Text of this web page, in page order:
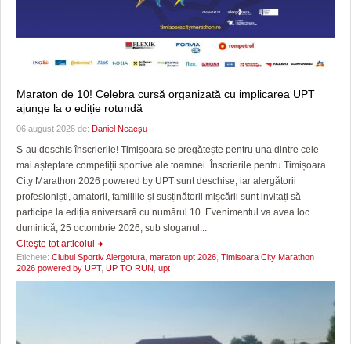
Maraton de 10! Celebra cursă organizată cu implicarea UPT
ajunge la o ediție rotundă
06 august 2026 de: Daniel Neacșu
S-au deschis înscrierile! Timișoara se pregătește pentru una dintre cele
mai așteptate competiții sportive ale toamnei. Înscrierile pentru Timișoara
City Marathon 2026 powered by UPT sunt deschise, iar alergătorii
profesioniști, amatorii, familiile și susținătorii mișcării sunt invitați să
participe la ediția aniversară cu numărul 10. Evenimentul va avea loc
duminică, 25 octombrie 2026, sub sloganul...
Citeşte tot articolul
Etichete: Clubul Sportiv Alergotura maraton upt 2026 Timisoara City Marathon
2026 powered by UPT, UP TO RUN upt